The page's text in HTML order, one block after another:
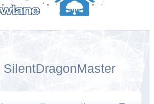
SilentDragonMaster